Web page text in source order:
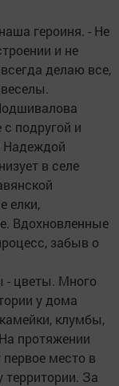
героиня. - Не
и не
делаю все,
подругой и
Надеждой
в селе
елки,
Вдохновленные
забыв о
- цветы. Много
у дома
клумбы,
протяжении
место в
территории. За